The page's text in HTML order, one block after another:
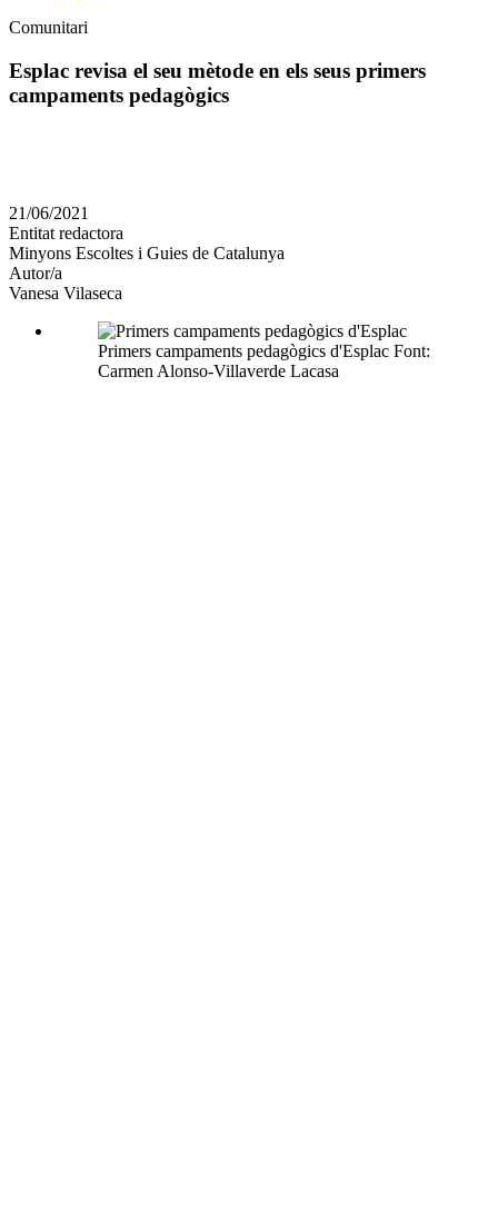
Àmbit
la
notícia
Comunitari
Esplac revisa el seu mètode en els seus primers
campaments pedagògics
en
altres
xarxes
socials
21/06/2021
Entitat redactora
Minyons Escoltes i Guies de Catalunya
Autor/a
Vanesa Vilaseca
Primers campaments pedagògics d'Esplac Font:
Carmen Alonso-Villaverde Lacasa